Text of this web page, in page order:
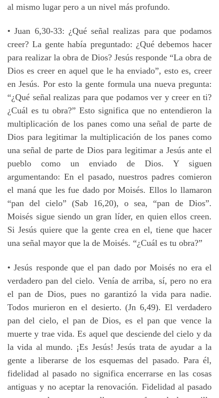
al mismo lugar pero a un nivel más profundo.
• Juan 6,30-33: ¿Qué señal realizas para que podamos
creer? La gente había preguntado: ¿Qué debemos hacer
para realizar la obra de Dios? Jesús responde “La obra de
Dios es creer en aquel que le ha enviado”, esto es, creer
en Jesús. Por esto la gente formula una nueva pregunta:
“¿Qué señal realizas para que podamos ver y creer en ti?
¿Cuál es tu obra?” Esto significa que no entendieron la
multiplicación de los panes como una señal de parte de
Dios para legitimar la multiplicación de los panes como
una señal de parte de Dios para legitimar a Jesús ante el
pueblo como un enviado de Dios. Y siguen
argumentando: En el pasado, nuestros padres comieron
el maná que les fue dado por Moisés. Ellos lo llamaron
“pan del cielo” (Sab 16,20), o sea, “pan de Dios”.
Moisés sigue siendo un gran líder, en quien ellos creen.
Si Jesús quiere que la gente crea en el, tiene que hacer
una señal mayor que la de Moisés. “¿Cuál es tu obra?”
• Jesús responde que el pan dado por Moisés no era el
verdadero pan del cielo. Venía de arriba, sí, pero no era
el pan de Dios, pues no garantizó la vida para nadie.
Todos murieron en el desierto. (Jn 6,49). El verdadero
pan del cielo, el pan de Dios, es el pan que vence la
muerte y trae vida. Es aquel que desciende del cielo y da
la vida al mundo. ¡Es Jesús! Jesús trata de ayudar a la
gente a liberarse de los esquemas del pasado. Para él,
fidelidad al pasado no significa encerrarse en las cosas
antiguas y no aceptar la renovación. Fidelidad al pasado